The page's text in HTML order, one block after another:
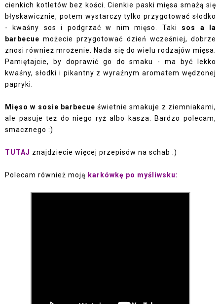
cienkich kotletów bez kości. Cienkie paski mięsa smażą się
błyskawicznie, potem wystarczy tylko przygotować słodko
- kwaśny sos i podgrzać w nim mięso. Taki sos a la
barbecue możecie przygotować dzień wcześniej, dobrze
znosi również mrożenie. Nada się do wielu rodzajów mięsa.
Pamiętajcie, by doprawić go do smaku - ma być lekko
kwaśny, słodki i pikantny z wyraźnym aromatem wędzonej
papryki.
Mięso w sosie barbecue świetnie smakuje z ziemniakami,
ale pasuje też do niego ryż albo kasza. Bardzo polecam,
smacznego :)
TUTAJ znajdziecie więcej przepisów na schab :)
Polecam również moją karkówkę po myśliwsku: